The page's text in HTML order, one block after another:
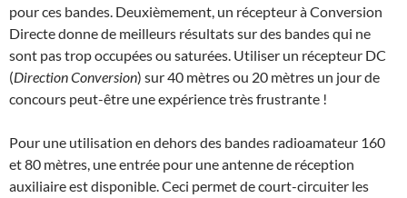
pour ces bandes. Deuxièmement, un récepteur à Conversion
Directe donne de meilleurs résultats sur des bandes qui ne
sont pas trop occupées ou saturées. Utiliser un récepteur DC
(Direction Conversion) sur 40 mètres ou 20 mètres un jour de
concours peut-être une expérience très frustrante !
Pour une utilisation en dehors des bandes radioamateur 160
et 80 mètres, une entrée pour une antenne de réception
auxiliaire est disponible. Ceci permet de court-circuiter les